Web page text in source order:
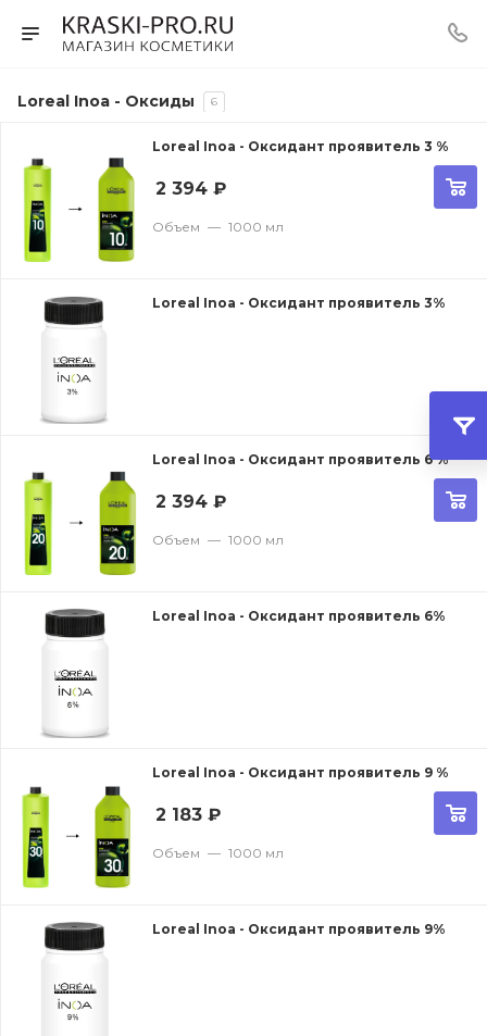
Loreal Inoa - Оксиды 6
Loreal Inoa - Оксидант проявитель 3 %
2 394 ₽
Объем — 1000 мл
Loreal Inoa - Оксидант проявитель 3%
Loreal Inoa - Оксидант проявитель 6 %
2 394 ₽
Объем — 1000 мл
Loreal Inoa - Оксидант проявитель 6%
Loreal Inoa - Оксидант проявитель 9 %
2 183 ₽
Объем — 1000 мл
Loreal Inoa - Оксидант проявитель 9%